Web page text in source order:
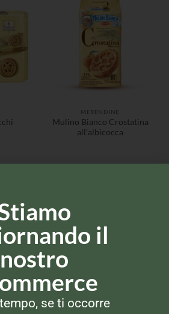
MERENDINE
Mulino Bianco Crostatina
all’albicocca
MERENDINE
Misura Dolcesenza 6
il
nostro
se ti occorre